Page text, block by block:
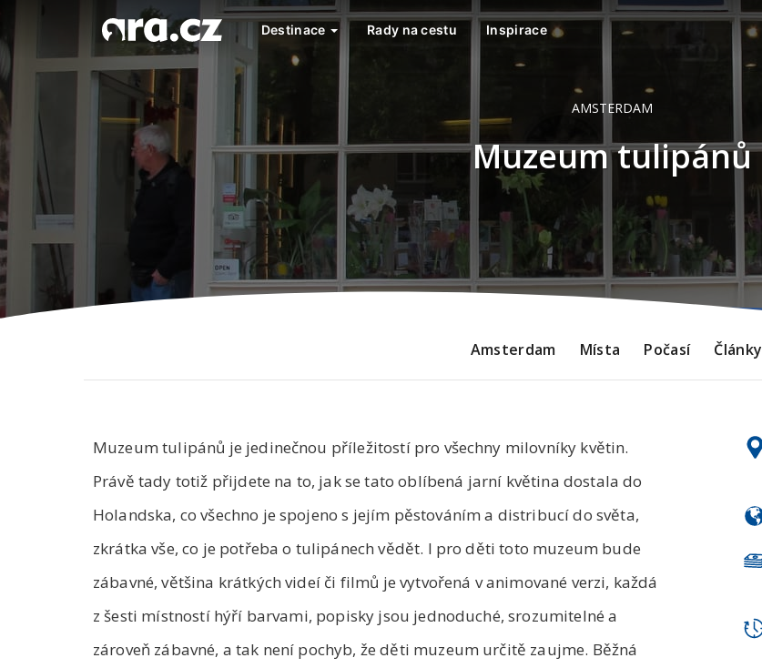
Destinace Rady na cestu Inspirace
Amsterdam Počasí
Místa Články
AMSTERDAM
Muzeum tulipánů
Muzeum tulipánů je jedinečnou příležitostí pro všechny milovníky květin.
Právě tady totiž přijdete na to, jak se tato oblíbená jarní květina dostala do
Holandska, co všechno je spojeno s jejím pěstováním a distribucí do světa,
zkrátka vše, co je potřeba o tulipánech vědět. I pro děti toto muzeum bude
zábavné, většina krátkých videí či filmů je vytvořená v animované verzi, každá
z šesti místností hýří barvami, popisky jsou jednoduché, srozumitelné a
zároveň zábavné, a tak není pochyb, že děti muzeum určitě zaujme. Běžná